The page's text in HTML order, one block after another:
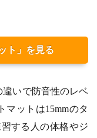
ト」を見る
いで防音性のレベ
マットは15mmのタ
する人の体格やジ